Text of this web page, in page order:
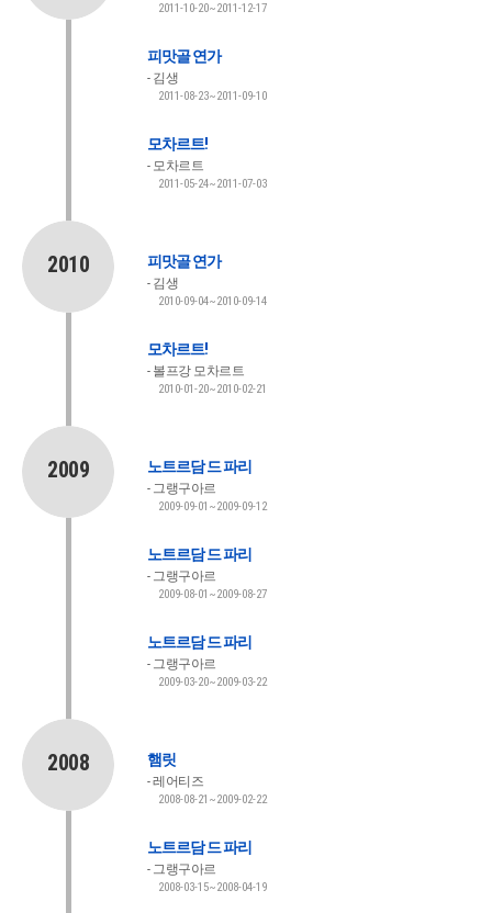
2011-10-20~2011-12-17
피맛골 연가
김생
2011-08-23~2011-09-10
모차르트!
모차르트
2011-05-24~2011-07-03
2010 피맛골 연가
김생
2010-09-04~2010-09-14
모차르트!
볼프강 모차르트
2010-01-20~2010-02-21
2009 노트르담 드 파리
그랭구아르
2009-09-01~2009-09-12
노트르담 드 파리
그랭구아르
2009-08-01~2009-08-27
노트르담 드 파리
그랭구아르
2009-03-20~2009-03-22
2008 햄릿
레어티즈
2008-08-21~2009-02-22
노트르담 드 파리
그랭구아르
2008-03-15~2008-04-19